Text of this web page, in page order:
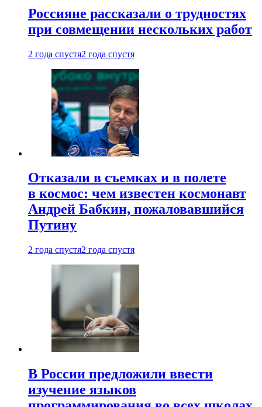
Россияне рассказали о трудностях
при совмещении нескольких работ
2 года спустя2 года спустя
Отказали в съемках и в полете
в космос: чем известен космонавт
Андрей Бабкин, пожаловавшийся
Путину
2 года спустя2 года спустя
В России предложили ввести
изучение языков